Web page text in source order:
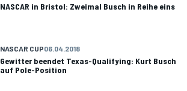
NASCAR in Bristol: Zweimal Busch in Reihe eins
NASCAR CUP06.04.2018
Gewitter beendet Texas-Qualifying: Kurt Busch
auf Pole-Position